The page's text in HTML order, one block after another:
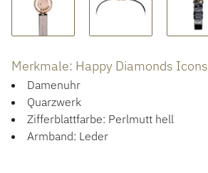
ÜBER UNS
Merkmale: Happy Diamonds Icons
Damenuhr
Quarzwerk
Zifferblattfarbe: Perlmutt hell
Armband: Leder